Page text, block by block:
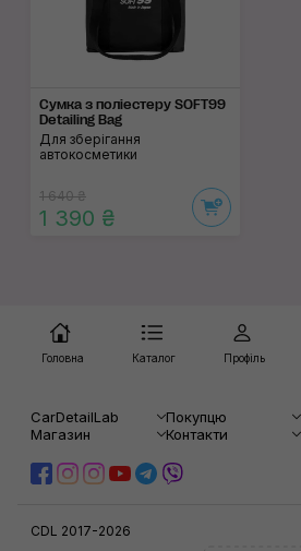
Сумка з поліестеру SOFT99
Detailing Bag
Для зберігання
автокосметики
1 640 ₴
1 390 ₴
Головна Каталог Профіль
CarDetailLab Покупцю
Магазин
Контакти
CDL 2017-2026